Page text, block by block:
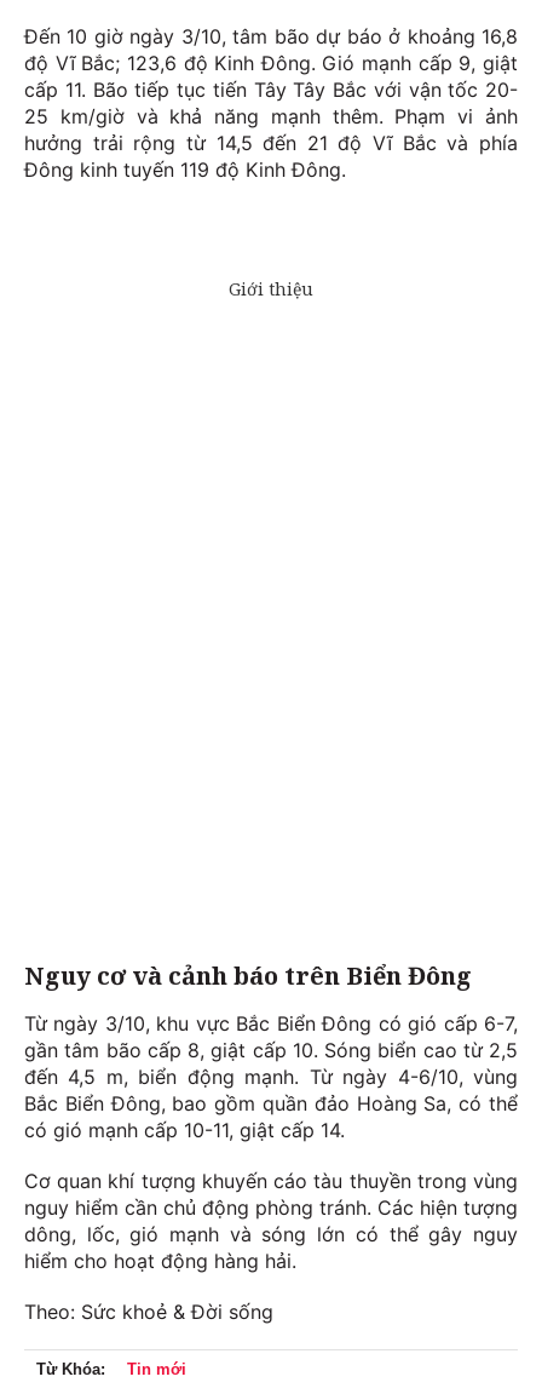
Đến 10 giờ ngày 3/10, tâm bão dự báo ở khoảng 16,8
độ Vĩ Bắc; 123,6 độ Kinh Đông. Gió mạnh cấp 9, giật
cấp 11. Bão tiếp tục tiến Tây Tây Bắc với vận tốc 20-
25 km/giờ và khả năng mạnh thêm. Phạm vi ảnh
hưởng trải rộng từ 14,5 đến 21 độ Vĩ Bắc và phía
Đông kinh tuyến 119 độ Kinh Đông.
Nguy cơ và cảnh báo trên Biển Đông
Từ ngày 3/10, khu vực Bắc Biển Đông có gió cấp 6-7,
gần tâm bão cấp 8, giật cấp 10. Sóng biển cao từ 2,5
đến 4,5 m, biển động mạnh. Từ ngày 4-6/10, vùng
Bắc Biển Đông, bao gồm quần đảo Hoàng Sa, có thể
có gió mạnh cấp 10-11, giật cấp 14.
Cơ quan khí tượng khuyến cáo tàu thuyền trong vùng
nguy hiểm cần chủ động phòng tránh. Các hiện tượng
dông, lốc, gió mạnh và sóng lớn có thể gây nguy
hiểm cho hoạt động hàng hải.
Theo: Sức khoẻ & Đời sống
Từ Khóa: Tin mới